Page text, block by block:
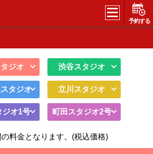
予約する
ジオ 渋谷スタジオ
タジオ 立川スタジオ
ジオ1号 町田スタジオ2号
料金となります。(税込価格)